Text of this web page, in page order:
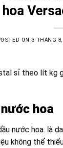
ON 3 THÁNG
sỉ theo lít kg
hoa
nước hoa. là
không thể